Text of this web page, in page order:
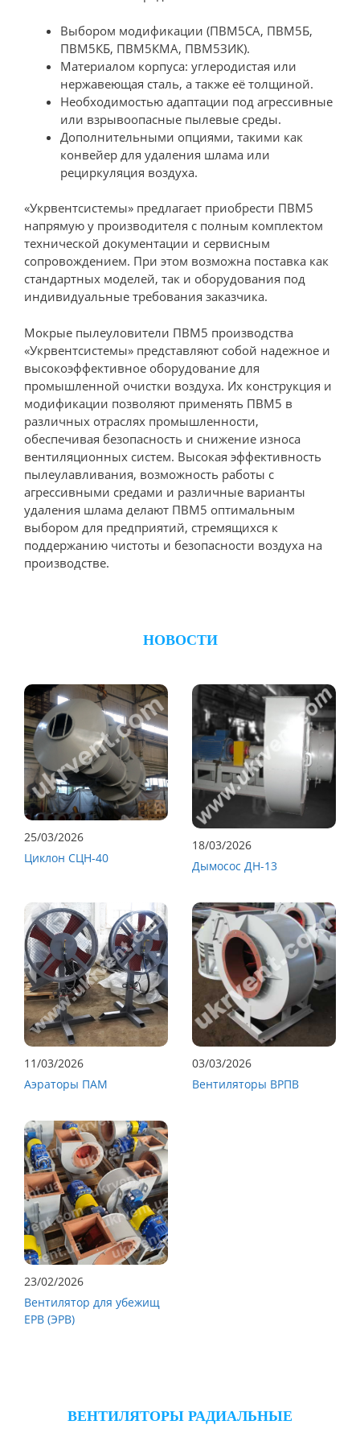
Выбором модификации (ПВМ5СА, ПВМ5Б,
ПВМ5КБ, ПВМ5КМА, ПВМ5ЗИК).
Материалом корпуса: углеродистая или
нержавеющая сталь, а также её толщиной.
Необходимостью адаптации под агрессивные
или взрывоопасные пылевые среды.
Дополнительными опциями, такими как
конвейер для удаления шлама или
рециркуляция воздуха.
«Укрвентсистемы» предлагает приобрести ПВМ5
напрямую у производителя с полным комплектом
технической документации и сервисным
сопровождением. При этом возможна поставка как
стандартных моделей, так и оборудования под
индивидуальные требования заказчика.
Мокрые пылеуловители ПВМ5 производства
«Укрвентсистемы» представляют собой надежное и
высокоэффективное оборудование для
промышленной очистки воздуха. Их конструкция и
модификации позволяют применять ПВМ5 в
различных отраслях промышленности,
обеспечивая безопасность и снижение износа
вентиляционных систем. Высокая эффективность
пылеулавливания, возможность работы с
агрессивными средами и различные варианты
удаления шлама делают ПВМ5 оптимальным
выбором для предприятий, стремящихся к
поддержанию чистоты и безопасности воздуха на
производстве.
НОВОСТИ
25/03/2026
Циклон СЦН-40
18/03/2026
Дымосос ДН-13
11/03/2026
Аэраторы ПАМ
03/03/2026
Вентиляторы ВРПВ
23/02/2026
Вентилятор для убежищ
ЕРВ (ЭРВ)
ВЕНТИЛЯТОРЫ РАДИАЛЬНЫЕ